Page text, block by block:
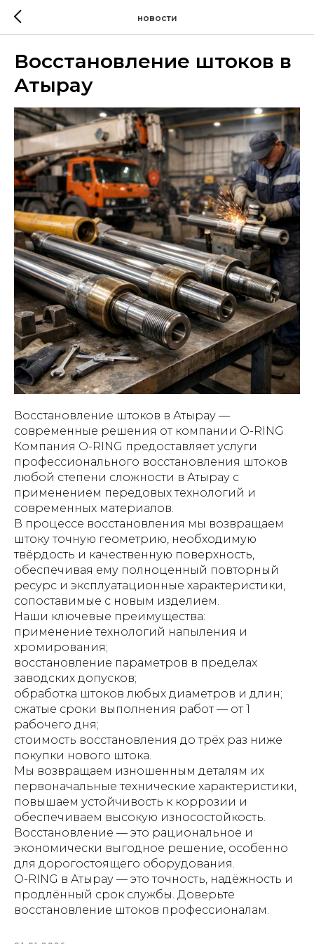
новости
Восстановление штоков в
Атырау
Восстановление штоков в Атырау —
современные решения от компании O-RING
Компания O-RING предоставляет услуги
профессионального восстановления штоков
любой степени сложности в Атырау с
применением передовых технологий и
современных материалов.
В процессе восстановления мы возвращаем
штоку точную геометрию, необходимую
твёрдость и качественную поверхность,
обеспечивая ему полноценный повторный
ресурс и эксплуатационные характеристики,
сопоставимые с новым изделием.
Наши ключевые преимущества:
применение технологий напыления и
хромирования;
восстановление параметров в пределах
заводских допусков;
обработка штоков любых диаметров и длин;
сжатые сроки выполнения работ — от 1
рабочего дня;
стоимость восстановления до трёх раз ниже
покупки нового штока.
Мы возвращаем изношенным деталям их
первоначальные технические характеристики,
повышаем устойчивость к коррозии и
обеспечиваем высокую износостойкость.
Восстановление — это рациональное и
экономически выгодное решение, особенно
для дорогостоящего оборудования.
O-RING в Атырау — это точность, надёжность и
продлённый срок службы. Доверьте
восстановление штоков профессионалам.